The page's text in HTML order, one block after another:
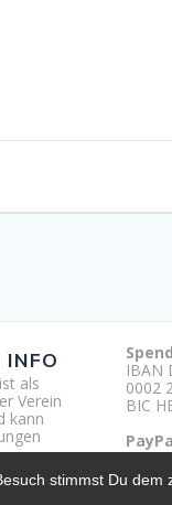
stimmst Du dem
INFO
als
Verein
kann
IBAN
0002
BIC
http://
um